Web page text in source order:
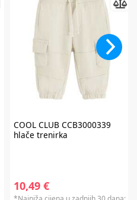
COOL CLUB CCB3000339
hlače trenirka
10,49 €